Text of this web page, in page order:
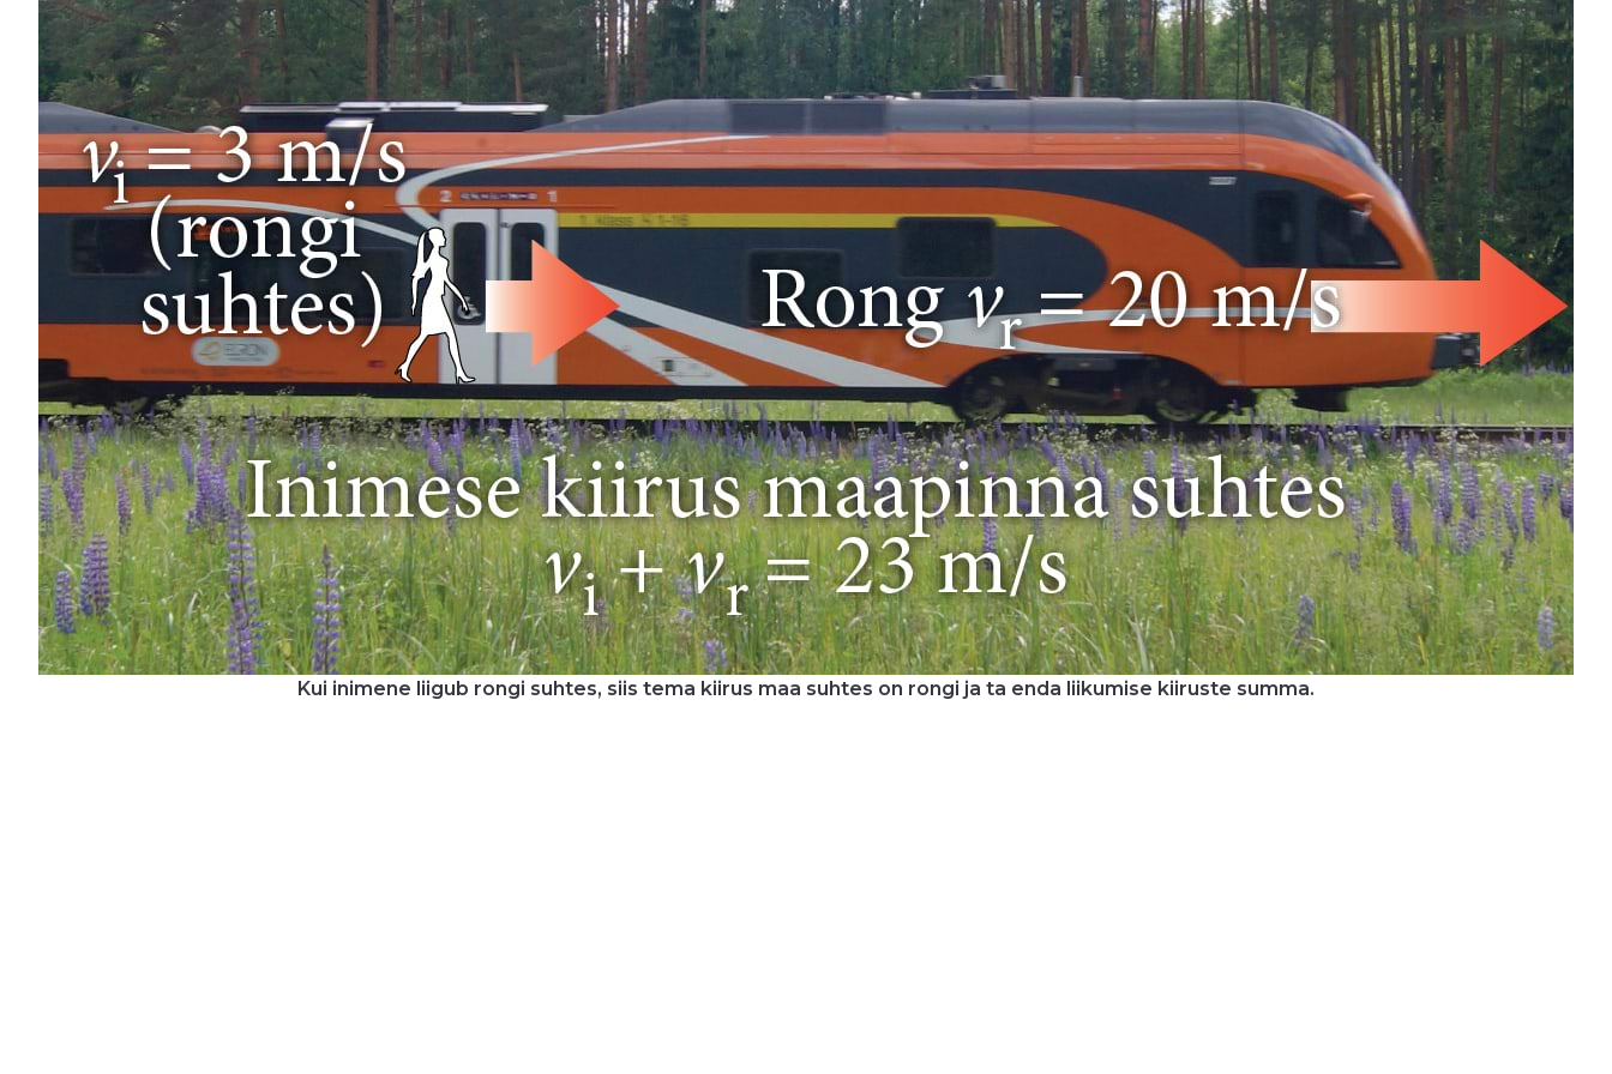
Kui inimene liigub rongi suhtes, siis tema kiirus maa suhtes on rongi ja ta enda liikumise kiiruste summa.